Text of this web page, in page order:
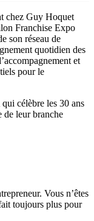
chez Guy Hoquet
Franchise Expo
son réseau de
quotidien des
et
pour le
célèbre les 30 ans
de leur branche
Vous n’êtes
toujours plus pour